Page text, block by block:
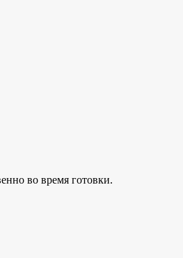
во время готовки.